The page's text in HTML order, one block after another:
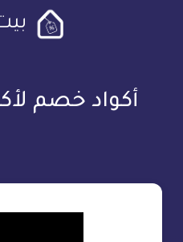
أكواد خصم لأكثر